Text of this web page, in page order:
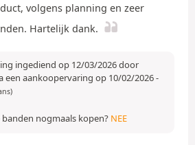
volgens planning en zeer
Hartelijk dank.
ingediend op 12/03/2026 door
aankoopervaring op 10/02/2026-
banden nogmaals kopen? NEE